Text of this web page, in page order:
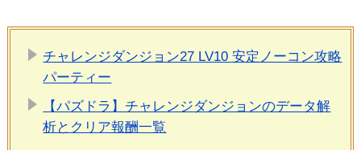
チャレンジダンジョン27 LV10 安定ノーコン攻略
パーティー
【パズドラ】チャレンジダンジョンのデータ解
析とクリア報酬一覧